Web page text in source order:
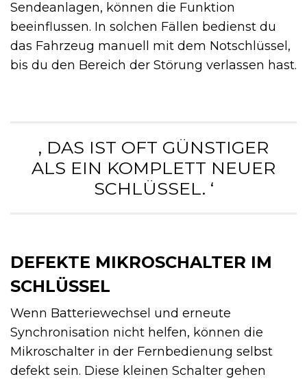
Sendeanlagen, können die Funktion
beeinflussen. In solchen Fällen bedienst du
das Fahrzeug manuell mit dem Notschlüssel,
bis du den Bereich der Störung verlassen hast.
‚ DAS IST OFT GÜNSTIGER
ALS EIN KOMPLETT NEUER
SCHLÜSSEL. ‘
DEFEKTE MIKROSCHALTER IM
SCHLÜSSEL
Wenn Batteriewechsel und erneute
Synchronisation nicht helfen, können die
Mikroschalter in der Fernbedienung selbst
defekt sein. Diese kleinen Schalter gehen